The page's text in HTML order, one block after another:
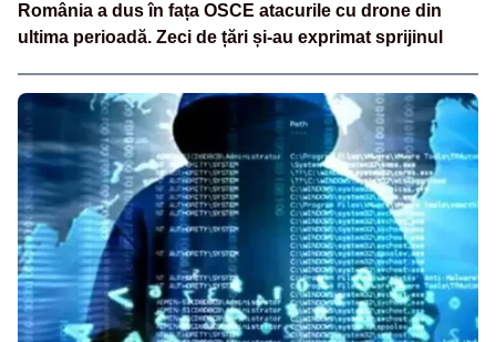
România a dus în fața OSCE atacurile cu drone din
ultima perioadă. Zeci de țări și-au exprimat sprijinul